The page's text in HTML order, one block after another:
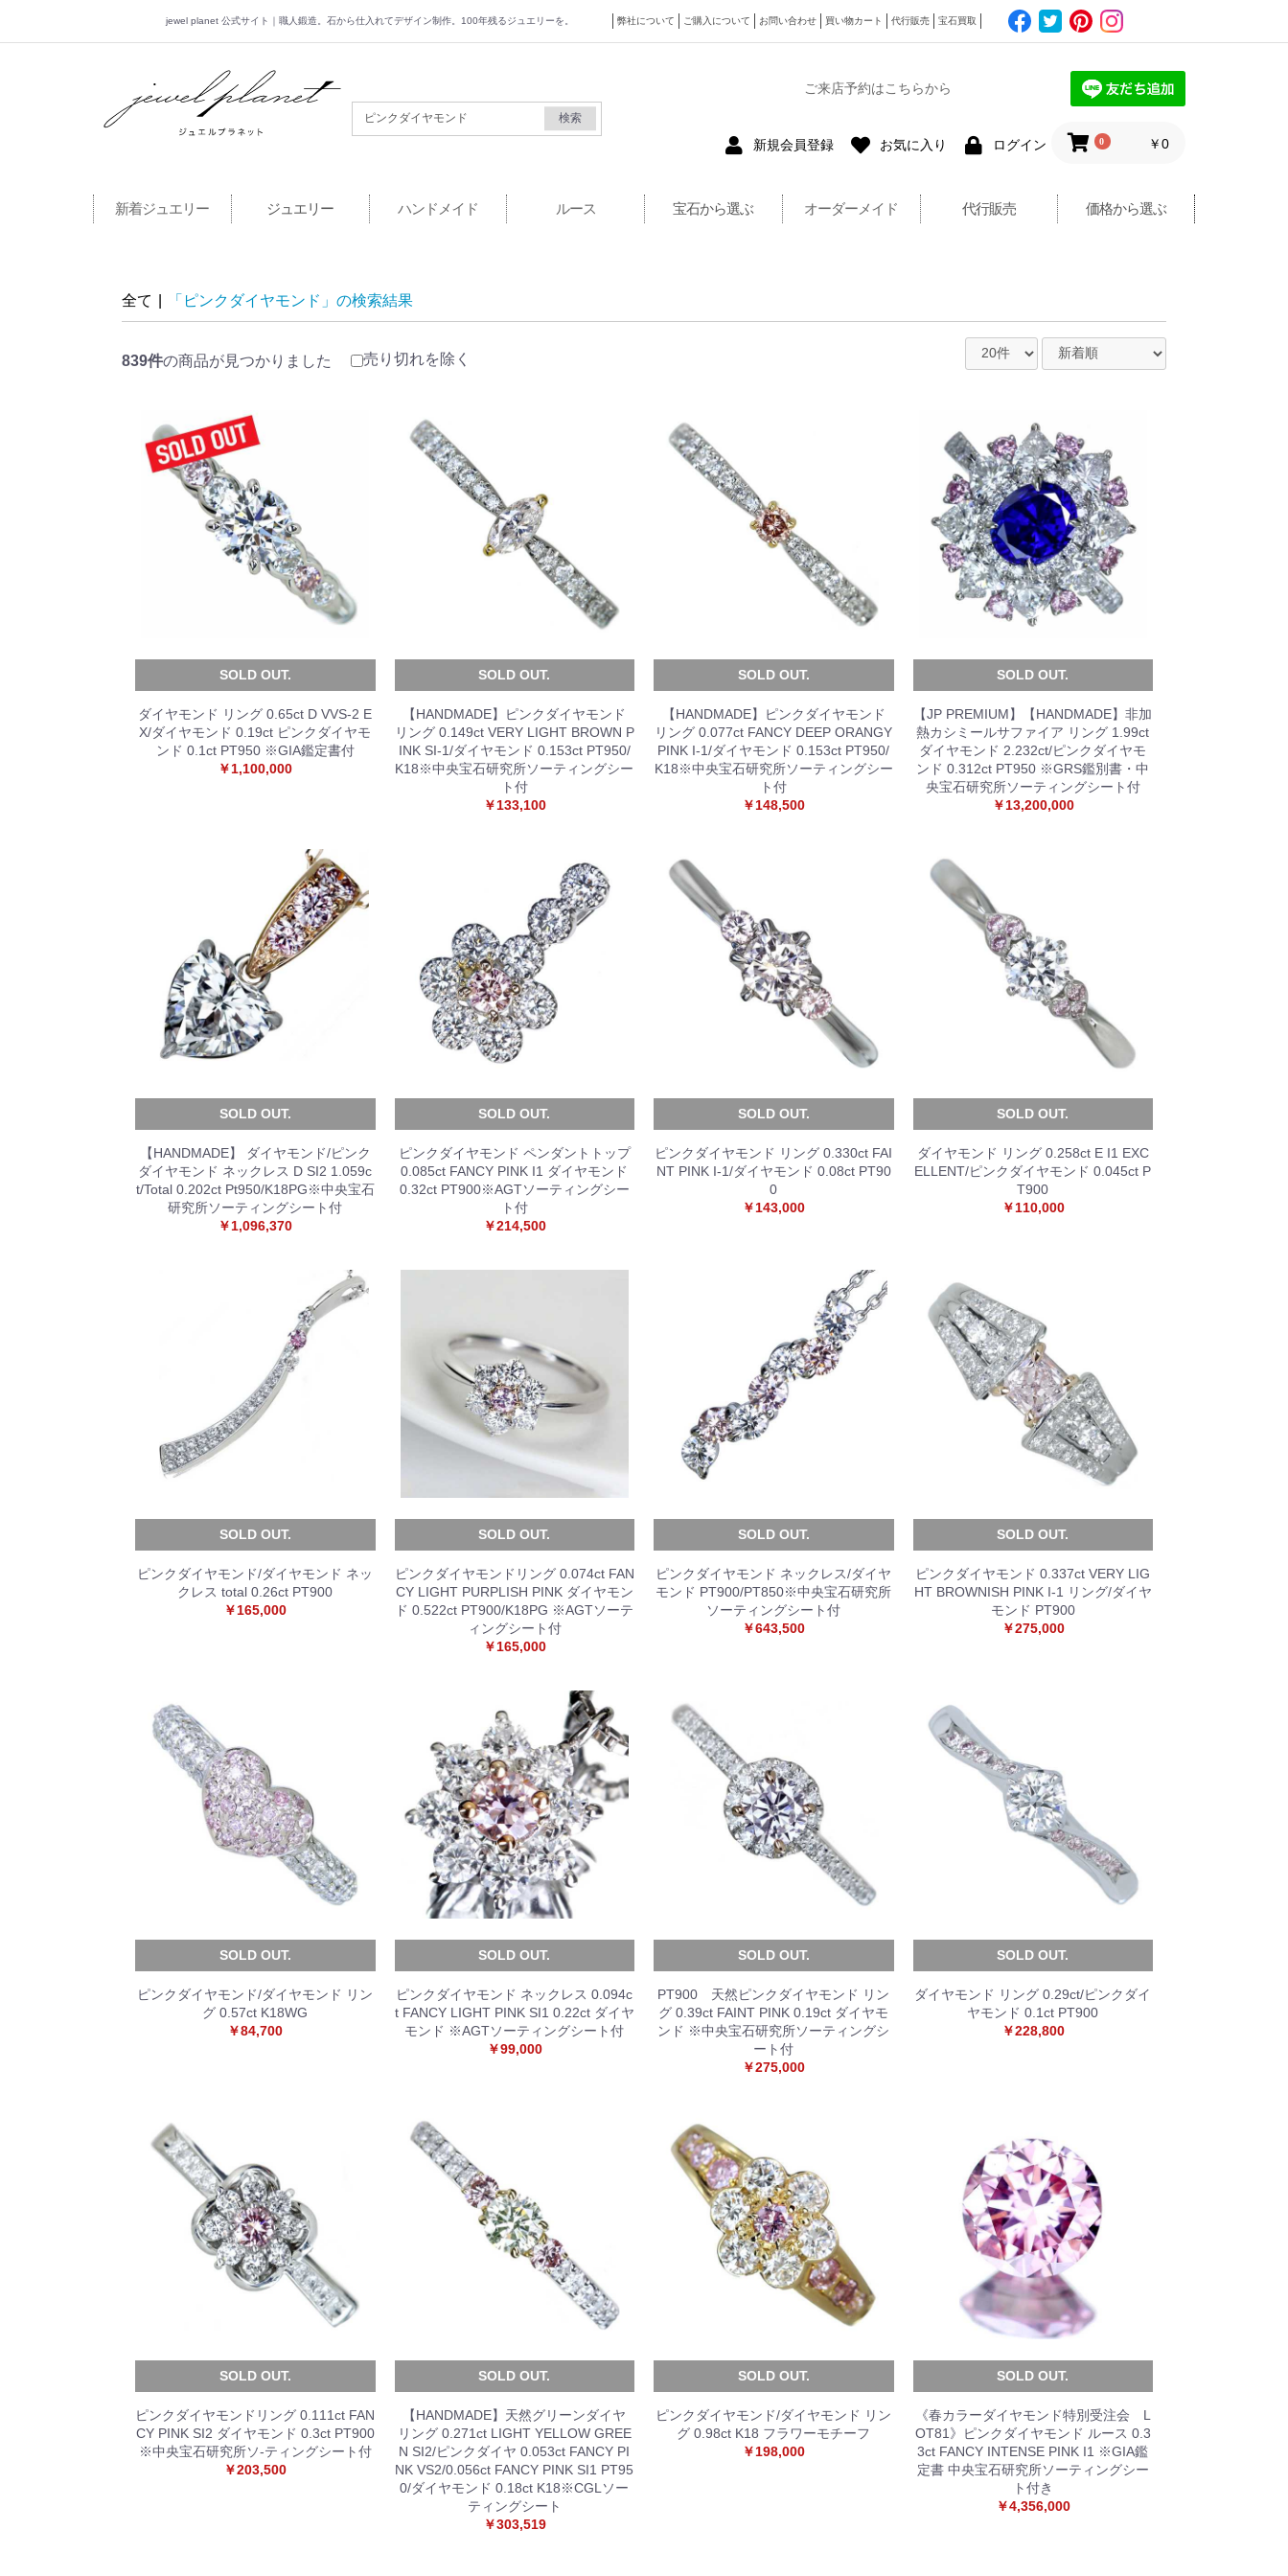
jewel planet 公式サイト｜職人鍛造。石から仕入れてデザイン制作。100年残るジュエリーを。 弊社について ご購入について お問い合わせ 買い物カート 代行販売 宝石買取
jewel planet 公式サイト
検索
ご来店予約はこちらから
新規会員登録 お気に入り ログイン 0 ￥0
新着ジュエリー ジュエリー ハンドメイド ルース 宝石から選ぶ オーダーメイド 代行販売 価格から選ぶ
全て 「ピンクダイヤモンド」の検索結果
839件の商品が見つかりました 売り切れを除く
SOLD OUT.
ダイヤモンド リング 0.65ct D VVS-2 E
X/ダイヤモンド 0.19ct ピンクダイヤモ
ンド 0.1ct PT950 ※GIA鑑定書付
￥1,100,000
SOLD OUT.
【HANDMADE】ピンクダイヤモンド
リング 0.149ct VERY LIGHT BROWN P
INK SI-1/ダイヤモンド 0.153ct PT950/
K18※中央宝石研究所ソーティングシー
ト付
￥133,100
SOLD OUT.
【HANDMADE】ピンクダイヤモンド
リング 0.077ct FANCY DEEP ORANGY
PINK I-1/ダイヤモンド 0.153ct PT950/
K18※中央宝石研究所ソーティングシー
ト付
￥148,500
SOLD OUT.
【JP PREMIUM】【HANDMADE】非加
熱カシミールサファイア リング 1.99ct
ダイヤモンド 2.232ct/ピンクダイヤモ
ンド 0.312ct PT950 ※GRS鑑別書・中
央宝石研究所ソーティングシート付
￥13,200,000
SOLD OUT.
【HANDMADE】 ダイヤモンド/ピンク
ダイヤモンド ネックレス D SI2 1.059c
t/Total 0.202ct Pt950/K18PG※中央宝石
研究所ソーティングシート付
￥1,096,370
SOLD OUT.
ピンクダイヤモンド ペンダントトップ
0.085ct FANCY PINK I1 ダイヤモンド
0.32ct PT900※AGTソーティングシー
ト付
￥214,500
SOLD OUT.
ピンクダイヤモンド リング 0.330ct FAI
NT PINK I-1/ダイヤモンド 0.08ct PT90
0
￥143,000
SOLD OUT.
ダイヤモンド リング 0.258ct E I1 EXC
ELLENT/ピンクダイヤモンド 0.045ct P
T900
￥110,000
SOLD OUT.
ピンクダイヤモンド/ダイヤモンド ネッ
クレス total 0.26ct PT900
￥165,000
SOLD OUT.
ピンクダイヤモンドリング 0.074ct FAN
CY LIGHT PURPLISH PINK ダイヤモン
ド 0.522ct PT900/K18PG ※AGTソーテ
ィングシート付
￥165,000
SOLD OUT.
ピンクダイヤモンド ネックレス/ダイヤ
モンド PT900/PT850※中央宝石研究所
ソーティングシート付
￥643,500
SOLD OUT.
ピンクダイヤモンド 0.337ct VERY LIG
HT BROWNISH PINK I-1 リング/ダイヤ
モンド PT900
￥275,000
SOLD OUT.
ピンクダイヤモンド/ダイヤモンド リン
グ 0.57ct K18WG
￥84,700
SOLD OUT.
ピンクダイヤモンド ネックレス 0.094c
t FANCY LIGHT PINK SI1 0.22ct ダイヤ
モンド ※AGTソーティングシート付
￥99,000
SOLD OUT.
PT900 天然ピンクダイヤモンド リン
グ 0.39ct FAINT PINK 0.19ct ダイヤモ
ンド ※中央宝石研究所ソーティングシ
ート付
￥275,000
SOLD OUT.
ダイヤモンド リング 0.29ct/ピンクダイ
ヤモンド 0.1ct PT900
￥228,800
SOLD OUT.
ピンクダイヤモンドリング 0.111ct FAN
CY PINK SI2 ダイヤモンド 0.3ct PT900
※中央宝石研究所ソ-ティングシート付
￥203,500
SOLD OUT.
【HANDMADE】天然グリーンダイヤ
リング 0.271ct LIGHT YELLOW GREE
N SI2/ピンクダイヤ 0.053ct FANCY PI
NK VS2/0.056ct FANCY PINK SI1 PT95
0/ダイヤモンド 0.18ct K18※CGLソー
ティングシート
￥303,519
SOLD OUT.
ピンクダイヤモンド/ダイヤモンド リン
グ 0.98ct K18 フラワーモチーフ
￥198,000
SOLD OUT.
《春カラーダイヤモンド特別受注会 L
OT81》ピンクダイヤモンド ルース 0.3
3ct FANCY INTENSE PINK I1 ※GIA鑑
定書 中央宝石研究所ソーティングシー
ト付き
￥4,356,000
お買い物を続ける